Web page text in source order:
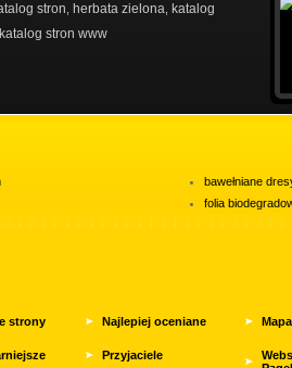
stron herbata zielona katalog
katalog stron www
bawełniane
folia
strony Najlepiej oceniane
Przyjaciele